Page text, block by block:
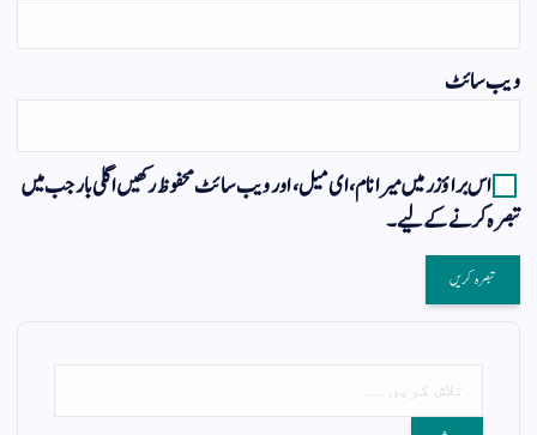
ویب‌ سائٹ
اس براؤزر میں میرا نام، ای میل، اور ویب سائٹ محفوظ رکھیں اگلی بار جب میں
تبصرہ کرنے کےلیے۔